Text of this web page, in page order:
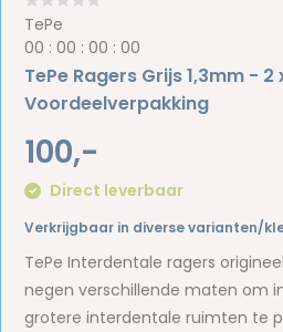
TePe
00 :00 :00 :00
TePe Ragers Grijs 1,3mm -
Voordeelverpakking
100,-
Direct leverbaar
Verkrijgbaar in diverse varianten/
TePe Interdentale ragers
negen verschillende maten om
grotere interdentale ruimten te